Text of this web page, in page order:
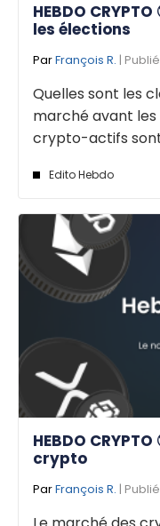
HEBDO
les élections
ParFrançois R. |
Quelles sont les
marché avant les
crypto-actifs sont
Edito Hebdo
HEBDO
crypto
ParFrançois R. |